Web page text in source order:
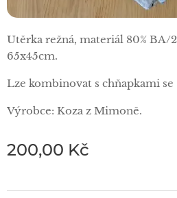
Utěrka režná, materiál 80% BA/
65x45cm.
Lze kombinovat s chňapkami
Výrobce: Koza z Mimoně.
200,00 Kč